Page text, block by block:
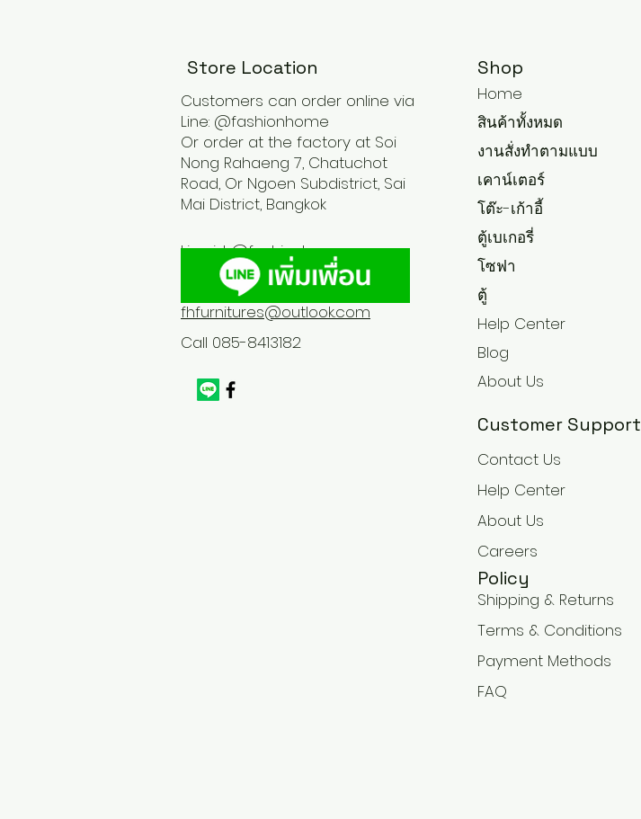
Store Location
Customers can order online via
Line: @fashionhome
Or order at the factory at Soi
Nong Rahaeng 7, Chatuchot
Road, Or Ngoen Subdistrict, Sai
Mai District, Bangkok
Line id :@fashionhome
fhfurnitures@outlook.com
Call 085-8413182
Shop
Home
สินค้าทั้งหมด
งานสั่งทำตามแบบ
เคาน์เตอร์
โต๊ะ-เก้าอี้
ตู้เบเกอรี่
โซฟา
ตู้
Help Center
Blog
About Us
Customer Support
Contact Us
Help Center
About Us
Careers
Policy
Shipping & Returns
Terms & Conditions
Payment Methods
FAQ